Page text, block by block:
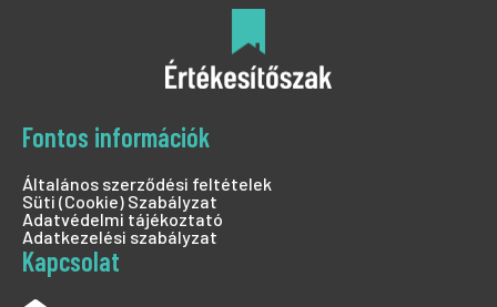
Fontos információk
Általános szerződési feltételek
Süti (Cookie) Szabályzat
Adatvédelmi tájékoztató
Adatkezelési szabályzat
Kapcsolat